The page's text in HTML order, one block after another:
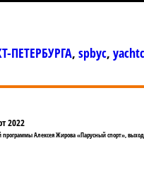
ПЕТЕРБУРГА, spbyc,
2022
Алексея Жирова «Парусный спорт»,